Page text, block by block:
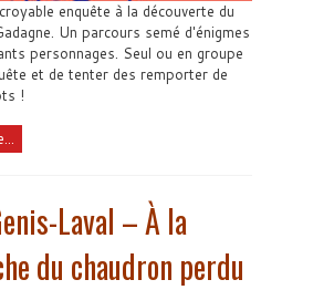
enquête à la découverte du
Un parcours semé d'énigmes
personnages. Seul ou en groupe
et de tenter des remporter de
!
Laval – À la
du chaudron perdu